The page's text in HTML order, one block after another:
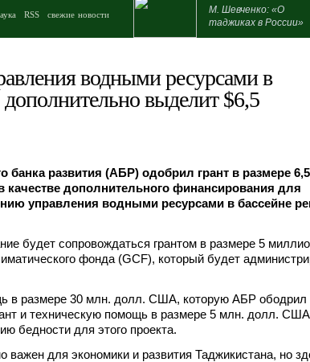
RSS свежие новости
М. Шевченко: «О
таджиках в России»
водными ресурсами в
выделит $6,5
банка развития (АБР) одобрил грант в размере 6,5
дополнительного финансирования для
управления водными ресурсами в бассейне
будет сопровождаться грантом в размере 5
фонда (GCF), который будет
в размере 30 млн. долл. США, которую АБР ободрил
и техническую помощь в размере 5 млн. долл.
бедности для этого проекта.
важен для экономики и развития Таджикистана, но